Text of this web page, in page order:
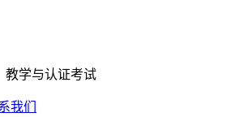
教学与认证考试
我们